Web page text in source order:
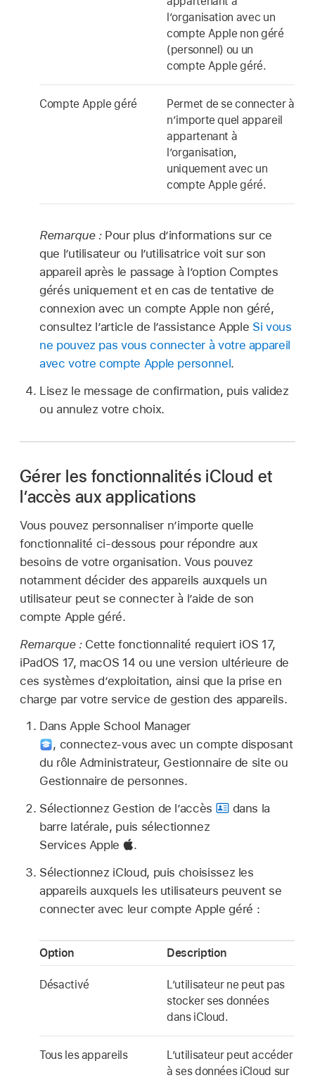
l’organisation avec un
compte Applenon géré
(personnel) ou un
compte Apple géré.
Compte Apple géré
Permet de se connecter à
n’importe quel appareil
appartenant à
l’organisation,
uniquement avec un
compte Apple géré.
Remarque : Pour plus d’informations sur ce
que l’utilisateur ou l’utilisatrice voit sur son
appareil après le passage à l’option Comptes
gérés uniquement et en cas de tentative de
connexion avec un compte Apple non géré,
consultez l’article de l’assistance Apple Si vous
ne pouvez pas vous connecter à votre appareil
avec votre compte Apple personnel.
Lisez le message de confirmation, puis validez
ou annulez votre choix.
Gérer les fonctionnalités iCloud et
l’accès aux applications
Vous pouvez personnaliser n’importe quelle
fonctionnalité ci-dessous pour répondre aux
besoins de votre organisation. Vous pouvez
notamment décider des appareils auxquels un
utilisateur peut se connecter à l’aide de son
compte Apple géré.
Remarque : Cette fonctionnalité requiert iOS 17,
iPadOS 17, macOS 14 ou une version ultérieure de
ces systèmes d’exploitation, ainsi que la prise en
charge par votre service de gestion des appareils.
Dans Apple School Manager
, connectez‑vous avec un compte disposant
du rôle Administrateur, Gestionnaire de site ou
Gestionnaire de personnes.
Sélectionnez Gestion de l’accès
dans la
barre latérale, puis sélectionnez
Services Apple
.
Sélectionnez iCloud, puis choisissez les
appareils auxquels les utilisateurs peuvent se
connecter avec leur compte Apple géré :
Option Description
Désactivé
L’utilisateur ne peut pas
stocker ses données
dans iCloud.
Tous les appareils
L’utilisateur peut accéder
à ses données iCloud sur